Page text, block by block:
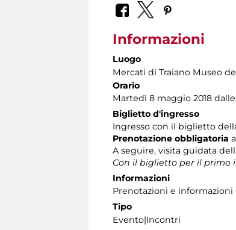
Informazioni
Luogo
Mercati di Traiano Museo
Orario
Martedì 8 maggio 2018 dalle
Biglietto d'ingresso
Ingresso con il biglietto
Prenotazione obbligatoria
A seguire, visita guidata
Con il biglietto per il primo
Informazioni
Prenotazioni e informazioni
Tipo
Evento|Incontri